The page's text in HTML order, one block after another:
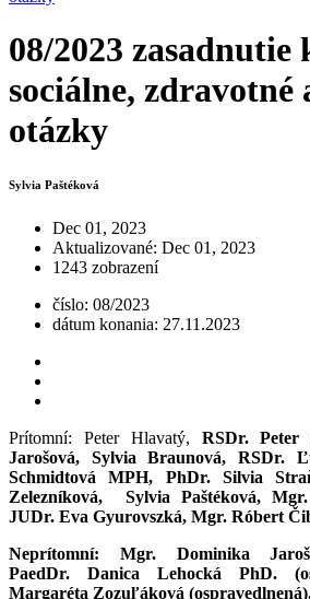
08/2023 zasadnutie
sociálne, zdravotné
otázky
Sylvia Paštéková
Dec 01, 2023
Aktualizované: Dec 01, 2023
1243 zobrazení
číslo: 08/2023
dátum konania: 27.11.2023
Prítomní: Peter Hlavatý, RSDr. Peter
Jarošová, Sylvia Braunová, RSDr.
Schmidtová MPH, PhDr. Silvia
Zelezníková, Sylvia Paštéková,
JUDr. Eva Gyurovszká, Mgr. Róbert
Neprítomní: Mgr. Dominika
PaedDr. Danica Lehocká PhD.
Margaréta Zozuľáková